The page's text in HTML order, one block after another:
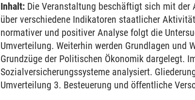
Inhalt: Die Veranstaltung beschäftigt sich mit
über verschiedene Indikatoren staatlicher
normativer und positiver Analyse folgt die
Umverteilung. Weiterhin werden Grundlagen und
Grundzüge der Politischen Ökonomik dargelegt.
Sozialversicherungssysteme analysiert.
Umverteilung 3. Besteuerung und öffentliche